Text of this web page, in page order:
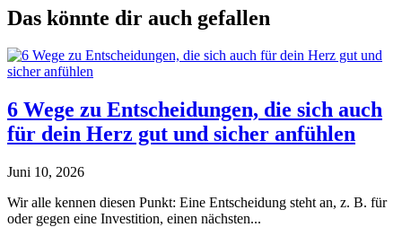
Das könnte dir auch gefallen
6 Wege zu Entscheidungen, die sich auch
für dein Herz gut und sicher anfühlen
Juni 10, 2026
Wir alle kennen diesen Punkt: Eine Entscheidung steht an, z. B. für
oder gegen eine Investition, einen nächsten...